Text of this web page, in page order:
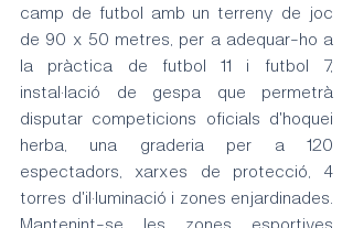
camp de futbol amb un terreny de joc
de 90 x 50 metres, per a adequar-ho a
la pràctica de futbol 11 i futbol 7,
instal·lació de gespa que permetrà
disputar competicions oficials d'hoquei
herba, una graderia per a 120
espectadors, xarxes de protecció, 4
torres d'il·luminació i zones enjardinades.
Mantenint-se les zones esportives